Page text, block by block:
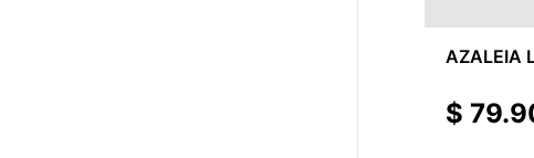
AZALEIA
$